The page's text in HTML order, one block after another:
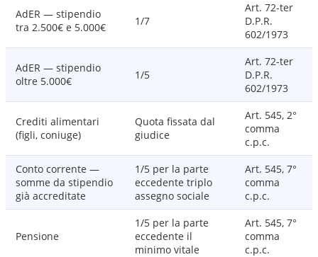
AdER — stipendio
tra 2.500€ e 5.000€
1/7
Art. 72-ter
D.P.R.
602/1973
AdER — stipendio
oltre 5.000€
1/5
Art. 72-ter
D.P.R.
602/1973
Crediti alimentari
(figli, coniuge)
Quota fissata dal
giudice
Art. 545, 2°
comma
c.p.c.
Conto corrente —
somme da stipendio
già accreditate
1/5 per la parte
eccedente triplo
assegno sociale
Art. 545, 7°
comma
c.p.c.
Pensione
1/5 per la parte
eccedente il
minimo vitale
Art. 545, 7°
comma
c.p.c.